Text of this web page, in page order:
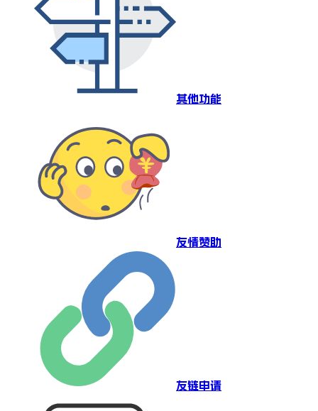
其他功能
友情赞助
友链申请